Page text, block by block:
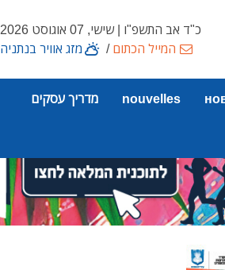
כ"ד אב התשפ"ו | שישי, 07 אוגוסט 2026
המייל הכתום/ מזג אוויר בנתניה
nouvelles מדריך עסקים